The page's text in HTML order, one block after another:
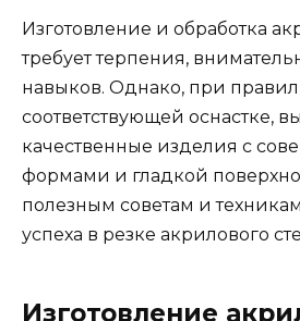
Изготовление и обработка
требует терпения,
навыков. Однако, при
соответствующей оснастке,
качественные изделия с
формами и гладкой
полезным советам и
успеха в резке акрилового
Изготовление